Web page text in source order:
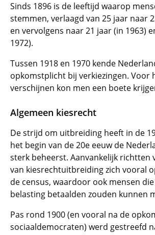
Sinds 1896 is de leeftijd waarop
stemmen, verlaagd van 25 jaar naar
en vervolgens naar 21 jaar (in 1963)
1972).
Tussen 1918 en 1970 kende
opkomstplicht bij verkiezingen. Voor
verschijnen kon men een boete
Algemeen kiesrecht
De strijd om uitbreiding heeft in de
het begin van de 20e eeuw de
sterk beheerst. Aanvankelijk richtten
van kiesrechtuitbreiding zich vooral
de census, waardoor ook mensen
belasting betaalden zouden kunnen
Pas rond 1900 (en vooral na de
sociaaldemocraten) werd gestreefd